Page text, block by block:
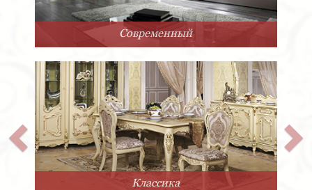
Современный
Классика